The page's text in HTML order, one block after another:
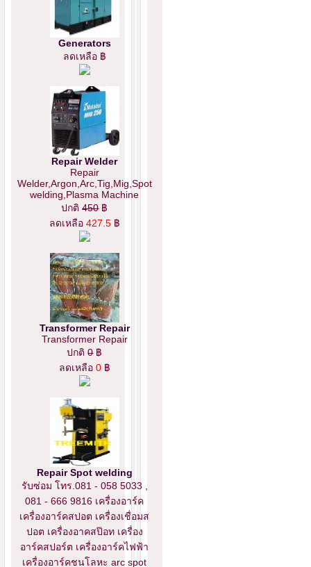
Generators
ลดเหลือ ฿
Repair Welder
Repair
Welder,Argon,Arc,Tig,Mig,Spot
welding,Plasma Machine
ปกติ450฿
ลดเหลือ 427.5 ฿
Transformer Repair
Transformer Repair
ปกติ0฿
ลดเหลือ 0 ฿
Repair Spot welding
รับซ่อม โทร.081 - 058 5033 ,
081 - 666 9816 เครื่องอาร์ค
เครื่องอาร์คสปอต เครื่องเชื่อมส
ปอต เครื่องอาคสป๊อท เครื่อง
อาร์คสปอร์ต เครื่องอาร์คไฟฟ้า
เครื่องอาร์คชนโลหะ arc spot